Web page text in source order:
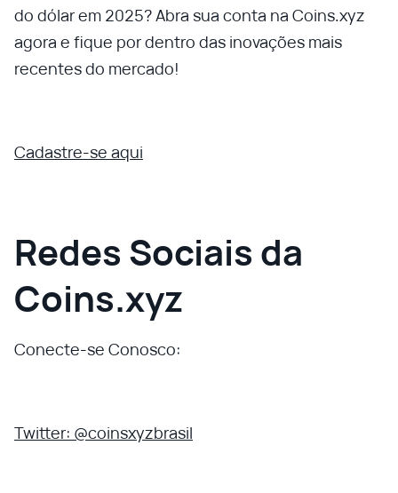
do dólar em 2025? Abra sua conta na Coins.xyz
agora e fique por dentro das inovações mais
recentes do mercado!
Cadastre-se aqui
Redes Sociais da
Coins.xyz
Conecte-se Conosco:
Twitter: @coinsxyzbrasil